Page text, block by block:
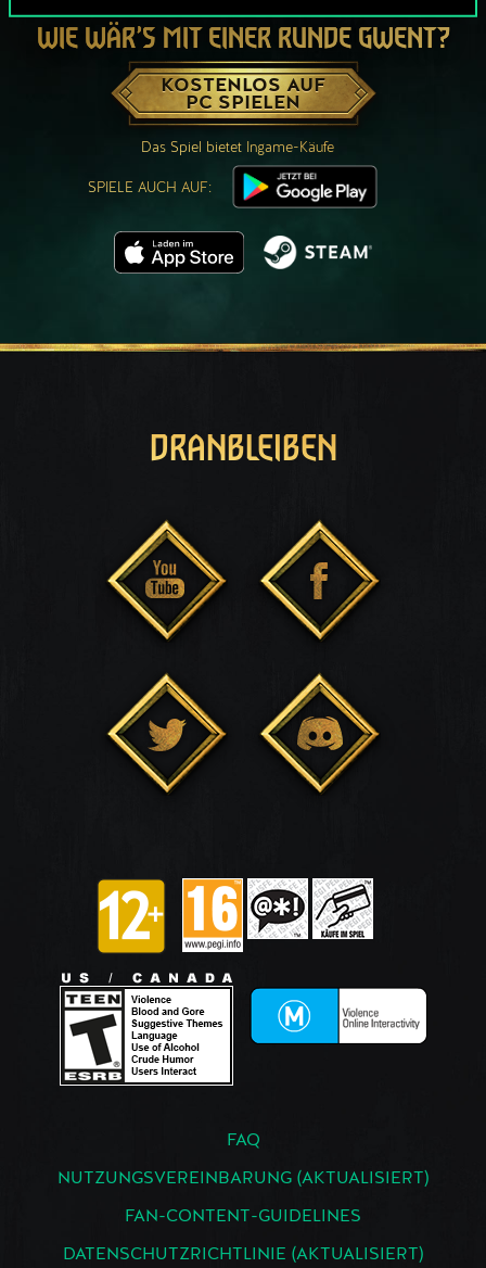
WIE WÄR’S MIT EINER RUNDE GWENT?
KOSTENLOS AUF
PC SPIELEN
Das Spiel bietet Ingame-Käufe
SPIELE AUCH AUF:
DRANBLEIBEN
FAQ
NUTZUNGSVEREINBARUNG (AKTUALISIERT)
FAN-CONTENT-GUIDELINES
DATENSCHUTZRICHTLINIE (AKTUALISIERT)